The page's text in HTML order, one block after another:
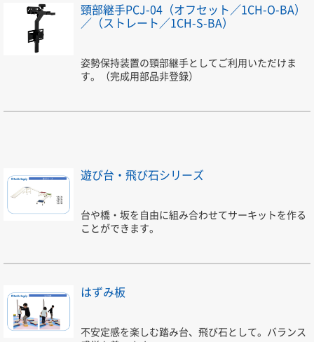
頸部継手PCJ-04（オフセット／1CH-O-BA）
／（ストレート／1CH-S-BA）
姿勢保持装置の頸部継手としてご利用いただけま
す。（完成用部品非登録）
遊び台・飛び石シリーズ
台や橋・坂を自由に組み合わせてサーキットを作る
ことができます。
はずみ板
不安定感を楽しむ踏み台、飛び石として。バランス